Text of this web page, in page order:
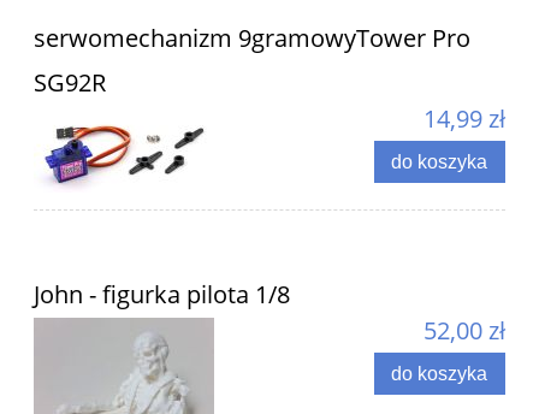
serwomechanizm 9gramowyTower Pro
SG92R
14,99 zł
do koszyka
John - figurka pilota 1/8
52,00 zł
do koszyka